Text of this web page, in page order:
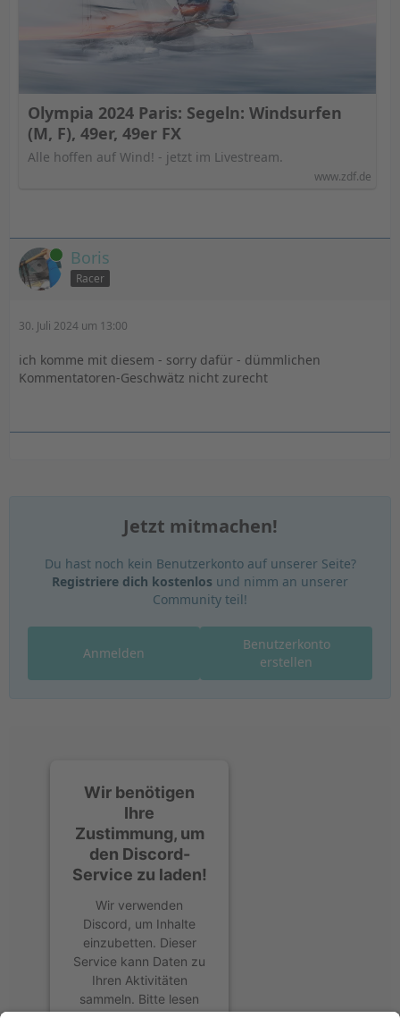
Olympia 2024 Paris: Segeln: Windsurfen
(M, F), 49er, 49er FX
Alle hoffen auf Wind! - jetzt im Livestream.
www.zdf.de
Online Boris
Racer
30. Juli 2024 um 13:00
ich komme mit diesem - sorry dafür - dümmlichen
Kommentatoren-Geschwätz nicht zurecht
Jetzt mitmachen!
Du hast noch kein Benutzerkonto auf unserer Seite?
Registriere dich kostenlos und nimm an unserer
Community teil!
Benutzerkonto
erstellen
Anmelden
Wir benötigen
Ihre
Zustimmung, um
den Discord-
Service zu laden!
Wir verwenden
Discord, um Inhalte
einzubetten. Dieser
Service kann Daten zu
Ihren Aktivitäten
sammeln. Bitte lesen